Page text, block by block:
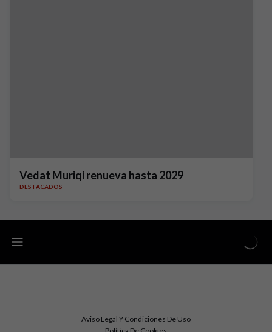
Vedat Muriqi renueva hasta 2029
DESTACADOS
Aviso Legal Y Condiciones De Uso